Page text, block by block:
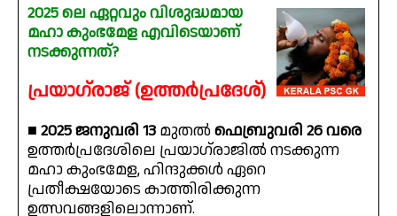
2025 ലെ ഏറ്റവും വിശുദ്ധമായ
മഹാ കുംഭമേള എവിടെയാണ്
നടക്കുന്നത്?
പ്രയാഗ്‌രാജ് (ഉത്തർപ്രദേശ്)
■ 2025 ജനുവരി 13 മുതൽ ഫെബ്രുവരി 26 വരെ
ഉത്തർപ്രദേശിലെ പ്രയാഗ്‌രാജിൽ നടക്കുന്ന
മഹാ കുംഭമേള, ഹിന്ദുക്കൾ ഏറെ
പ്രതീക്ഷയോടെ കാത്തിരിക്കുന്ന
ഉത്സവങ്ങളിലൊന്നാണ്.